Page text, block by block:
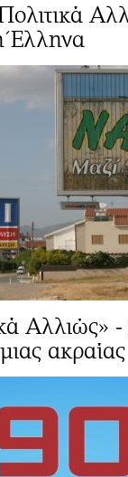
Έλληνα
Αλλιώς»